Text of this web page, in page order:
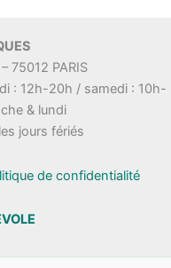
75012 PARIS
: 12h-20h / samedi : 10h-
& lundi
jours fériés
de confidentialité